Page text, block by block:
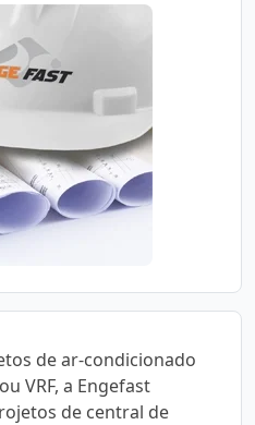
de ar-condicionado
VRF, a Engefast
de central de